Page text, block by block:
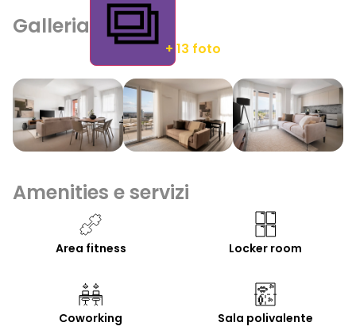
Galleria
+ 13 foto
Amenities e servizi
Area fitness Locker room
Coworking Sala polivalente